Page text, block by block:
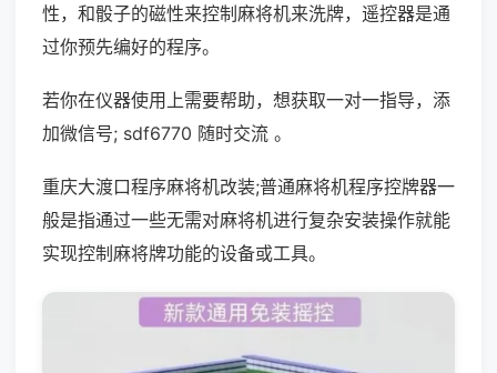
性，和骰子的磁性来控制麻将机来洗牌，遥控器是通
过你预先编好的程序。
若你在仪器使用上需要帮助，想获取一对一指导，添
加微信号; sdf6770 随时交流 。
重庆大渡口程序麻将机改装;普通麻将机程序控牌器一
般是指通过一些无需对麻将机进行复杂安装操作就能
实现控制麻将牌功能的设备或工具。